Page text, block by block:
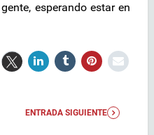
esperando estar en
ENTRADA SIGUIENTE